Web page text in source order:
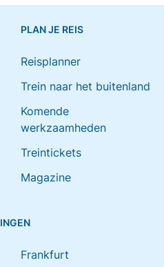
PLAN JE REIS
Reisplanner
Trein naar het buitenland
Komende
werkzaamheden
Treintickets
Magazine
Frankfurt